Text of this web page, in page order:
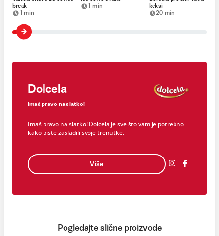
break
1 min
1 min
keksi
20 min
Dolcela
Imaš pravo na slatko!
Imaš pravo na slatko! Dolcela je sve što vam je potrebno
kako biste zasladili svoje trenutke.
Više
Pogledajte slične proizvode